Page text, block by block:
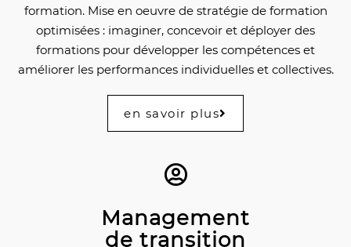
formation. Mise en oeuvre de stratégie de formation
optimisées : imaginer, concevoir et déployer des
formations pour développer les compétences et
améliorer les performances individuelles et collectives.
en savoir plus
Management
de transition